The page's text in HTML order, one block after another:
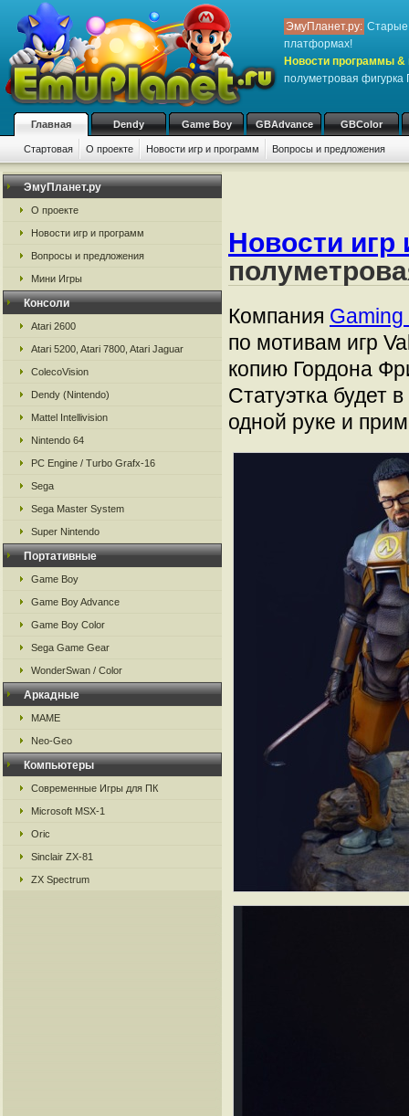
ЭмуПланет.ру: Старые
платформах!
Новости программы &
полуметровая
Главная Dendy Game Boy GBAdvance GBColor
Стартовая О проекте Новости игр и программ Вопросы и предложения
ЭмуПланет.ру
О проекте
Новости игр и программ
Вопросы и предложения
Мини Игры
Консоли
Atari 2600
Atari 5200, Atari 7800, Atari Jaguar
ColecoVision
Dendy (Nintendo)
Mattel Intellivision
Nintendo 64
PC Engine / Turbo Grafx-16
Sega
Sega Master System
Super Nintendo
Портативные
Game Boy
Game Boy Advance
Game Boy Color
Sega Game Gear
WonderSwan / Color
Аркадные
MAME
Neo-Geo
Компьютеры
Современные Игры для ПК
Microsoft MSX-1
Oric
Sinclair ZX-81
ZX Spectrum
Новости игр
Компания
по мотивам игр
копию Гордона
Статуэтка будет
одной руке и